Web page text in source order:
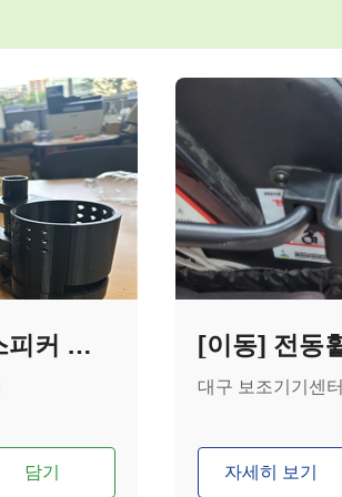
[이동] 휠체어 스피커 거치대
담기
대구 보조기기센터
자세히 보기